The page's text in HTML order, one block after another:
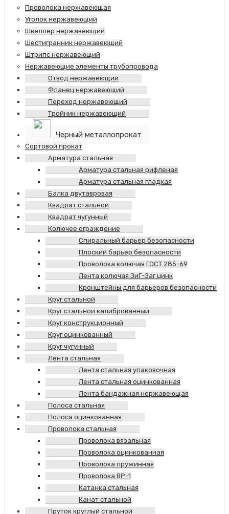
Проволока нержавеющая
Уголок нержавеющий
Швеллер нержавеющий
Шестигранник нержавеющий
Штрипс нержавеющий
Нержавеющие элементы трубопровода
Отвод нержавеющий
Фланец нержавеющий
Переход нержавеющий
Тройник нержавеющий
Черный металлопрокат
Сортовой прокат
Арматура стальная
Арматура стальная рифленая
Арматура стальная гладкая
Балка двутавровая
Квадрат стальной
Квадрат чугунный
Колючее ограждение
Спиральный барьер безопасности
Плоский барьер безопасности
Проволока колючая ГОСТ 285-69
Лента колючая ЗиГ-Заг цинк
Кронштейны для барьеров безопасности
Круг стальной
Круг стальной калиброванный
Круг конструкционный
Круг оцинкованный
Круг чугунный
Лента стальная
Лента стальная упаковочная
Лента стальная оцинкованная
Лента бандажная нержавеющая
Полоса стальная
Полоса оцинкованная
Проволока стальная
Проволока вязальная
Проволока оцинкованная
Проволока пружинная
Проволока ВР-1
Катанка стальная
Канат стальной
Пруток круглый стальной